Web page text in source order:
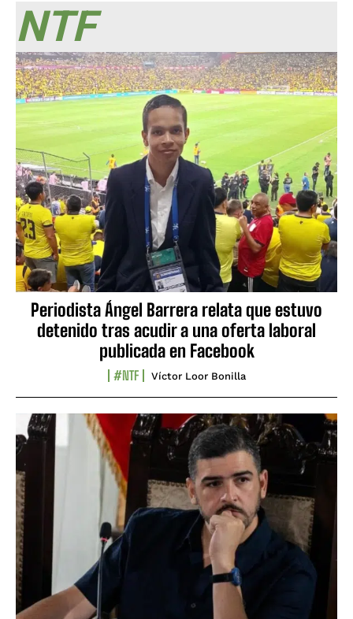
NTF
Periodista Ángel Barrera relata que estuvo
detenido tras acudir a una oferta laboral
publicada en Facebook
#NTF Víctor Loor Bonilla